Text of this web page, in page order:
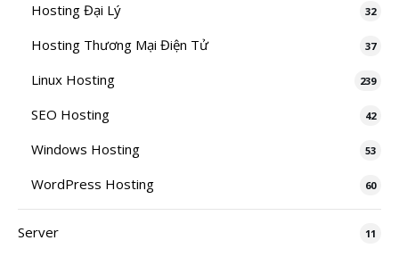
Hosting Đại Lý 32
Hosting Thương Mại Điện Tử 37
Linux Hosting 239
SEO Hosting 42
Windows Hosting 53
WordPress Hosting 60
Server 11